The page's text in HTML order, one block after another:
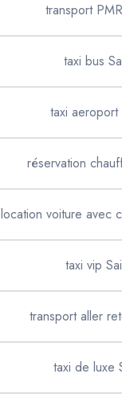
transport
taxi bus
taxi
réservation
location voiture avec
taxi vip
transport aller
taxi de luxe